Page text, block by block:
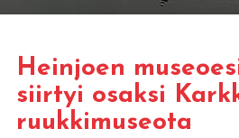
Heinjoen
siirtyi osaksi
ruukkimuseota